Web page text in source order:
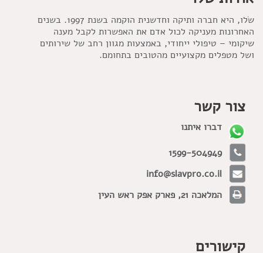
שׂלו, היא חברה ותיקה וחדשנית הוקמה בשנת 1997. בשנים
האחרונות מעניקה לכול אדם את האפשרות לקבל מענה
שיקומי – טיפולי ייחודי, באמצעות מגוון רחב של שירותים
ושל מטפלים מקצועיים מהטובים בתחומם.
צור קשר
דברו איתנו
1599-504949
info@slavpro.co.il
המלאכה 21, פארק אפק ראש העין
קישורים